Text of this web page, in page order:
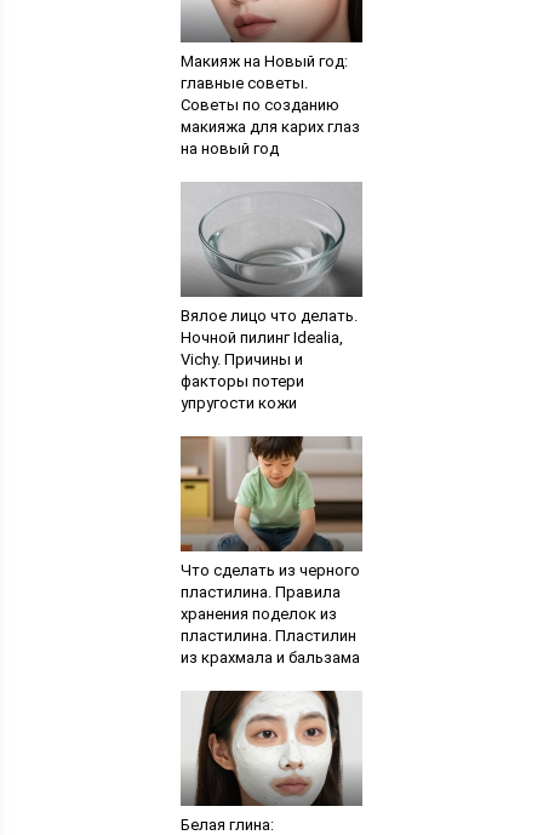
Макияж на Новый год:
главные советы.
Советы по созданию
макияжа для карих глаз
на новый год
Вялое лицо что делать.
Ночной пилинг Idealia,
Vichy. Причины и
факторы потери
упругости кожи
Что сделать из черного
пластилина. Правила
хранения поделок из
пластилина. Пластилин
из крахмала и бальзама
Белая глина: